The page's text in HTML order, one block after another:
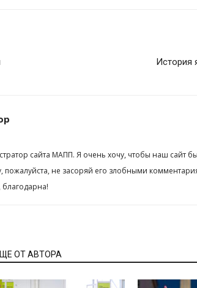
История
сайта МАПП. Я очень хочу, чтобы наш сайт
пожалуйста, не засоряй его злобными
ОТ АВТОРА